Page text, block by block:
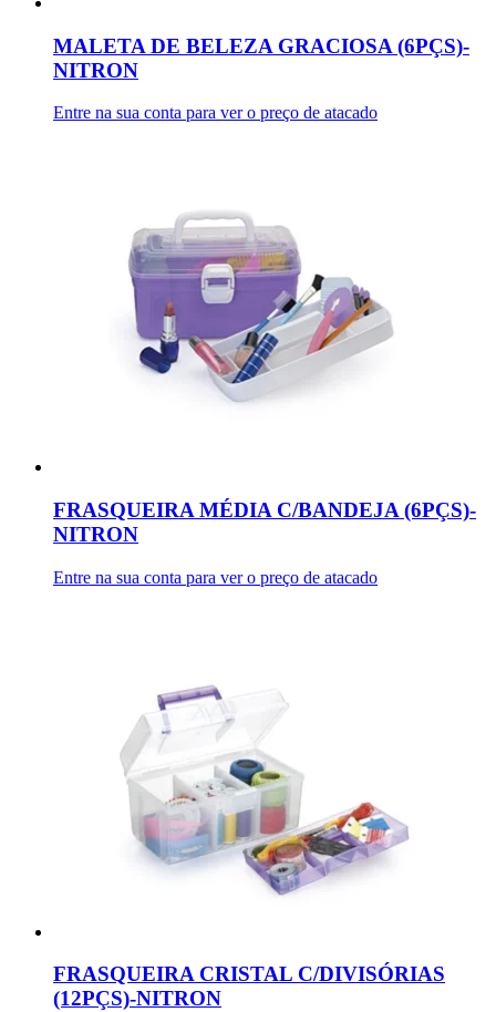
MALETA DE BELEZA GRACIOSA (6PÇS)-
NITRON
Entre na sua conta para ver o preço de atacado
FRASQUEIRA MÉDIA C/BANDEJA (6PÇS)-
NITRON
Entre na sua conta para ver o preço de atacado
FRASQUEIRA CRISTAL C/DIVISÓRIAS
(12PÇS)-NITRON